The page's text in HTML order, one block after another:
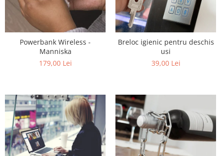
Powerbank Wireless -
Manniska
179,00 Lei
Breloc igienic pentru deschis
usi
39,00 Lei